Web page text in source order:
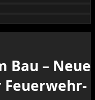
Bau – Neue